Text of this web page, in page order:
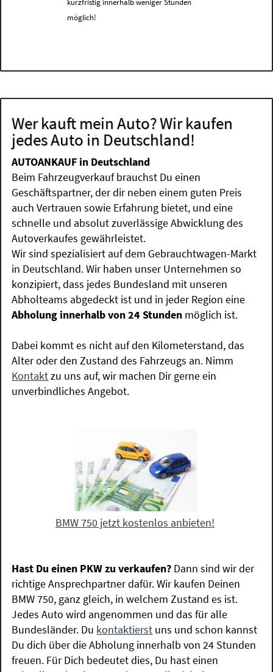
kurzfristig innerhalb weniger Stunden
möglich!
Wer kauft mein Auto? Wir kaufen
jedes Auto in Deutschland!
AUTOANKAUF in Deutschland
Beim Fahrzeugverkauf brauchst Du einen
Geschäftspartner, der dir neben einem guten Preis
auch Vertrauen sowie Erfahrung bietet, und eine
schnelle und absolut zuverlässige Abwicklung des
Autoverkaufes gewährleistet.
Wir sind spezialisiert auf dem Gebrauchtwagen-Markt
in Deutschland. Wir haben unser Unternehmen so
konzipiert, dass jedes Bundesland mit unseren
Abholteams abgedeckt ist und in jeder Region eine
Abholung innerhalb von 24 Stunden möglich ist.
Dabei kommt es nicht auf den Kilometerstand, das
Alter oder den Zustand des Fahrzeugs an. Nimm
Kontaktzu uns auf, wir machen Dir gerne ein
unverbindliches Angebot.
BMW 750 jetzt kostenlos anbieten!
Hast Du einen PKW zu verkaufen? Dann sind wir der
richtige Ansprechpartner dafür. Wir kaufen Deinen
BMW 750, ganz gleich, in welchem Zustand es ist.
Jedes Auto wird angenommen und das für alle
Bundesländer. Du kontaktierst uns und schon kannst
Du dich über die Abholung innerhalb von 24 Stunden
freuen. Für Dich bedeutet dies, Du hast einen